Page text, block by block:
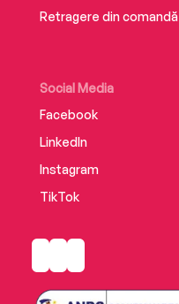
Retragere din comandă
Social Media
Facebook
LinkedIn
Instagram
TikTok